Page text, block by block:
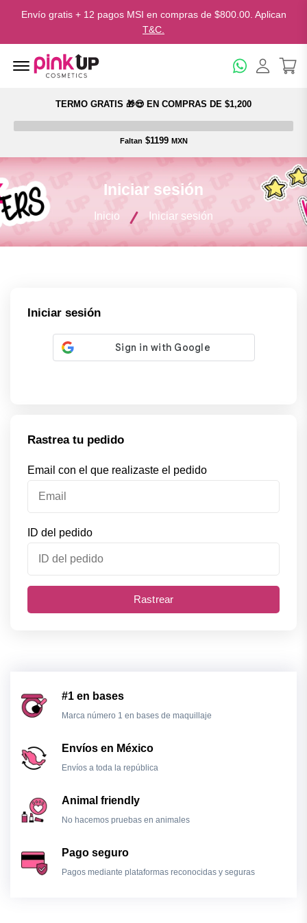
Envío gratis + 12 pagos MSI en compras de $800.00. Aplican
T&C.
Menu Open
TERMO GRATIS 🎁😍 EN COMPRAS DE $1,200
Faltan $1199 MXN
Iniciar sesión
Inicio Iniciar sesión
Iniciar sesión
Rastrea tu pedido
Email con el que realizaste el pedido
ID del pedido
Rastrear
#1 en bases
Marca número 1 en bases de maquillaje
Envíos en México
Envíos a toda la república
Animal friendly
No hacemos pruebas en animales
Pago seguro
Pagos mediante plataformas reconocidas y seguras